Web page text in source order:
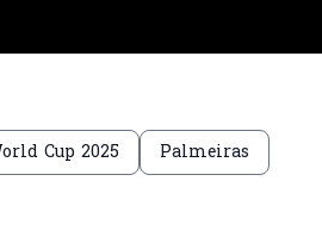
Cup 2025 Palmeiras